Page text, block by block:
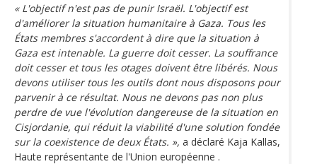
« L'objectif n'est pas de punir Israël. L'objectif est
d'améliorer la situation humanitaire à Gaza. Tous les
États membres s'accordent à dire que la situation à
Gaza est intenable. La guerre doit cesser. La souffrance
doit cesser et tous les otages doivent être libérés. Nous
devons utiliser tous les outils dont nous disposons pour
parvenir à ce résultat. Nous ne devons pas non plus
perdre de vue l'évolution dangereuse de la situation en
Cisjordanie, qui réduit la viabilité d'une solution fondée
sur la coexistence de deux États. », a déclaré Kaja Kallas,
Haute représentante de l'Union européenne .